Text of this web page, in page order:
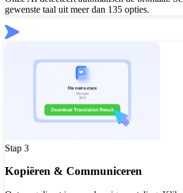
gewenste taal uit meer dan 135 opties.
Stap 3
Kopiëren & Communiceren